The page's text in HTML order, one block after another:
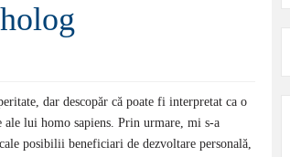
dar descopăr că poate fi interpretat ca o
lui homo sapiens. Prin urmare, mi s-a
posibilii beneficiari de dezvoltare personală,